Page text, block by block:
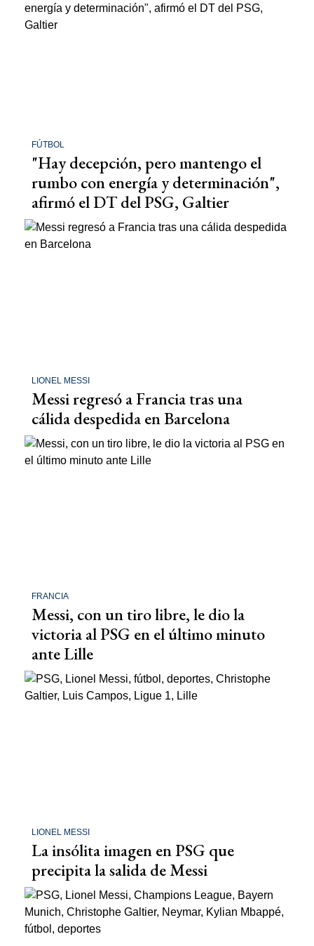
FÚTBOL
"Hay decepción, pero mantengo el
rumbo con energía y determinación",
afirmó el DT del PSG, Galtier
LIONEL MESSI
Messi regresó a Francia tras una
cálida despedida en Barcelona
FRANCIA
Messi, con un tiro libre, le dio la
victoria al PSG en el último minuto
ante Lille
LIONEL MESSI
La insólita imagen en PSG que
precipita la salida de Messi